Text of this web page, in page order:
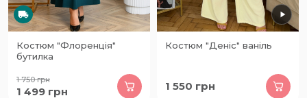
Костюм "Флоренція"
бутилка
1 750грн
1 499 грн
Костюм "Деніс" ваніль
1 550 грн